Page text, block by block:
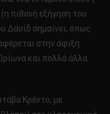
πιθανή εξήγηση του
Δαυίδ σημαίνει, όπως
στην άφιξη
και πολλά άλλα
Κρέντο, με